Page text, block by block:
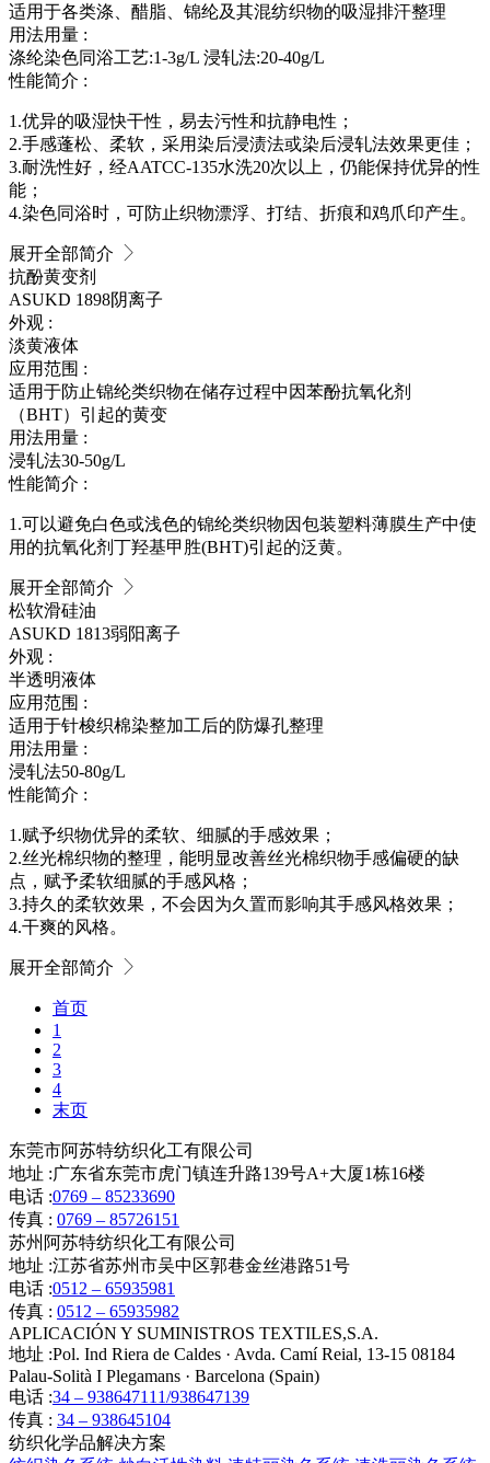
适用于各类涤、醋脂、锦纶及其混纺织物的吸湿排汗整理
用法用量 :
涤纶染色同浴工艺:1-3g/L 浸轧法:20-40g/L
性能简介 :
1.优异的吸湿快干性，易去污性和抗静电性；
2.手感蓬松、柔软，采用染后浸渍法或染后浸轧法效果更佳；
3.耐洗性好，经AATCC-135水洗20次以上，仍能保持优异的性
能；
4.染色同浴时，可防止织物漂浮、打结、折痕和鸡爪印产生。
展开全部简介
抗酚黄变剂
ASUKD 1898阴离子
外观 :
淡黄液体
应用范围 :
适用于防止锦纶类织物在储存过程中因苯酚抗氧化剂
（BHT）引起的黄变
用法用量 :
浸轧法30-50g/L
性能简介 :
1.可以避免白色或浅色的锦纶类织物因包装塑料薄膜生产中使
用的抗氧化剂丁羟基甲胜(BHT)引起的泛黄。
展开全部简介
松软滑硅油
ASUKD 1813弱阳离子
外观 :
半透明液体
应用范围 :
适用于针梭织棉染整加工后的防爆孔整理
用法用量 :
浸轧法50-80g/L
性能简介 :
1.赋予织物优异的柔软、细腻的手感效果；
2.丝光棉织物的整理，能明显改善丝光棉织物手感偏硬的缺
点，赋予柔软细腻的手感风格；
3.持久的柔软效果，不会因为久置而影响其手感风格效果；
4.干爽的风格。
展开全部简介
首页
1
2
3
4
末页
东莞市阿苏特纺织化工有限公司
地址 :广东省东莞市虎门镇连升路139号A+大厦1栋16楼
电话 :0769 – 85233690
传真 : 0769 – 85726151
苏州阿苏特纺织化工有限公司
地址 :江苏省苏州市吴中区郭巷金丝港路51号
电话 :0512 – 65935981
传真 : 0512 – 65935982
APLICACIÓN Y SUMINISTROS TEXTILES,S.A.
地址 :Pol. Ind Riera de Caldes · Avda. Camí Reial, 13-15 08184
Palau-Solità I Plegamans · Barcelona (Spain)
电话 :34 – 938647111/938647139
传真 : 34 – 938645104
纺织化学品解决方案